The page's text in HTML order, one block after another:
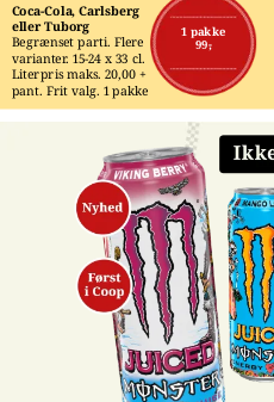
1 pakke
99,-
Coca-Cola, Carlsberg
eller Tuborg
Begrænset parti. Flere
varianter. 15-24 x 33 cl.
Literpris maks. 20,00 +
pant. Frit valg. 1 pakke